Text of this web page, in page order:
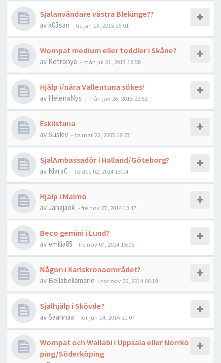
Sjalanvändare västra Blekinge??
avk03san -tis jan 13, 2015 16:01
Wompat medium eller toddler i Skåne?
av Ketronya - mån jul 01, 2013 19:58
Hjälp i/nära Vallentuna sökes!
av HelenaNys - mån jan 26, 2015 22:51
Eskilstuna
avSuskiv -tis mar 22, 2005 18:23
SjalAmbassadör i Halland/Göteborg?
av KlaraC -tis dec 02, 2014 13:14
Hjälp i Malmö
av Jahajaok -fre nov 07, 2014 13:17
Beco gemini i Lund?
av emilia85 -fre nov 07, 2014 15:05
Någon i Karlskronaområdet?
av Bellabellamarie -tor nov 06, 2014 08:19
Sjalhjälp i Skövde?
avSaannaa - lör jun 14, 2014 21:07
Wompat och Wallabi i Uppsala eller Norrkö
ping/Söderköping